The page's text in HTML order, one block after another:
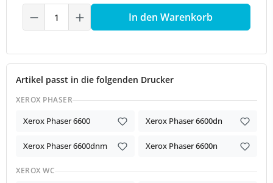
Produkt Anzahl: Gib den
In den Warenkorb
Artikel passt in die folgenden Drucker
XEROX PHASER
Xerox Phaser 6600 Xerox Phaser 6600dn
Xerox Phaser 6600dnm Xerox Phaser 6600n
XEROX WC